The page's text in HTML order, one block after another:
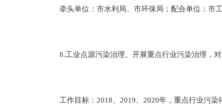
牵头单位：市水利局、市环保局；配合单位：市工
8.工业点源污染治理。开展重点行业污染治理，对
工作目标：2018、2019、2020年，重点行业污染